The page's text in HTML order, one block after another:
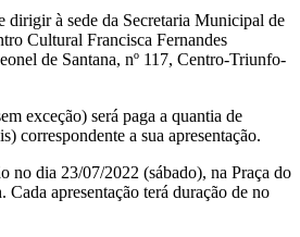
dirigir à sede da Secretaria Municipal de
Cultural Francisca Fernandes
de Santana, nº 117, Centro-Triunfo-
exceção) será paga a quantia de
correspondente a sua apresentação.
no dia 23/07/2022 (sábado), na Praça do
apresentação terá duração de no